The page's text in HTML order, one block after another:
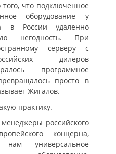
того, что подключенное
оборудование у
в России удаленно
негодность. При
серверу c
дилеров
программное
просто в
Жигалов.
практику.
российского
концерна,
нам универсальное